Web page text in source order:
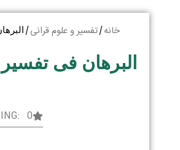
خانه/تفسیر و علوم قرانی/
البرهان فی تفسیر قرآن
0